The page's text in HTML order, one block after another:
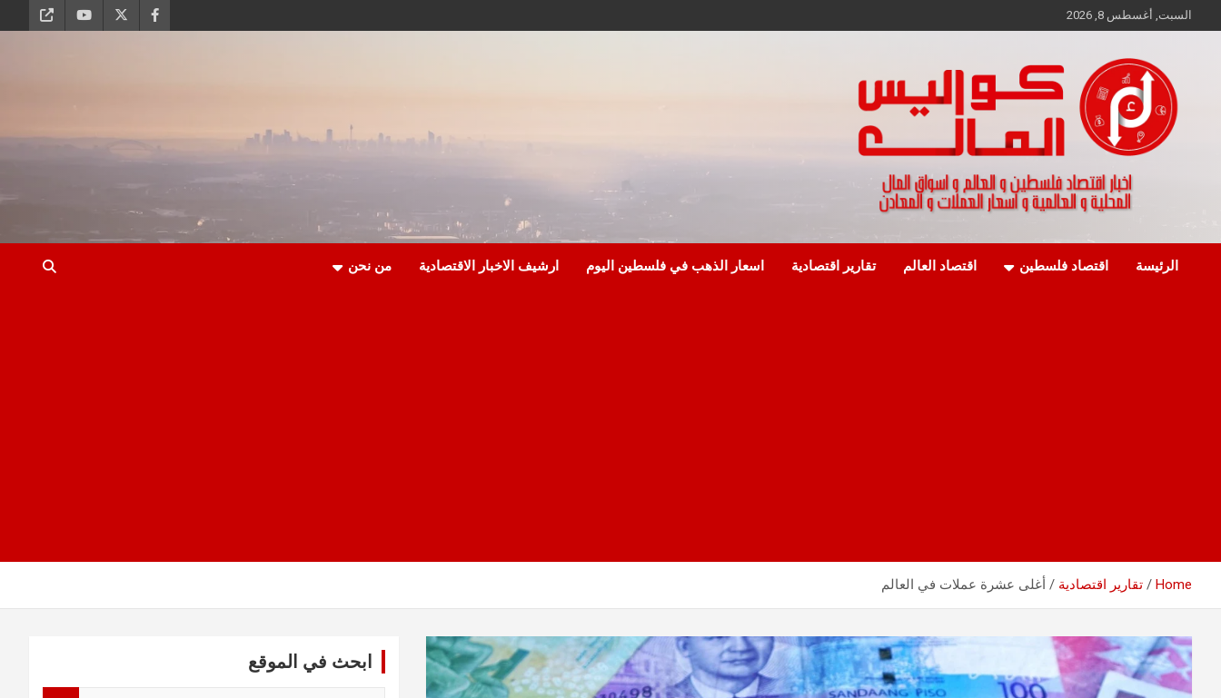
to
السبت, أغسطس 8, 2026
كواليس المال
الرئيسة اقتصاد فلسطين اقتصاد العالم تقارير اقتصادية اسعار الذهب في فلسطين اليوم ارشيف الاخبار الاقتصادية من نحن
Home تقارير اقتصادية أغلى عشرة عملات في العالم
ابحث في الموقع